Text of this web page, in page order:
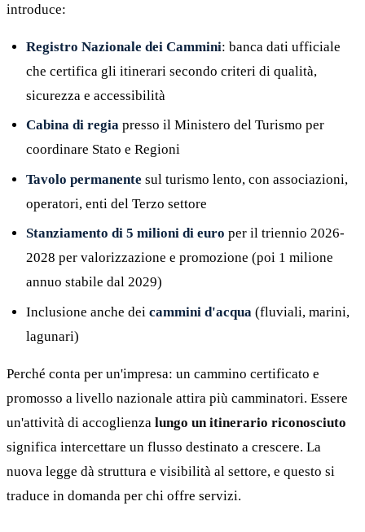
introduce:
Registro Nazionale dei Cammini: banca dati ufficiale
che certifica gli itinerari secondo criteri di qualità,
sicurezza e accessibilità
Cabina di regia presso il Ministero del Turismo per
coordinare Stato e Regioni
Tavolo permanente sul turismo lento, con associazioni,
operatori, enti del Terzo settore
Stanziamento di 5 milioni di euro per il triennio 2026-
2028 per valorizzazione e promozione (poi 1 milione
annuo stabile dal 2029)
Inclusione anche dei cammini d'acqua (fluviali, marini,
lagunari)
Perché conta per un'impresa: un cammino certificato e
promosso a livello nazionale attira più camminatori. Essere
un'attività di accoglienza lungo un itinerario riconosciuto
significa intercettare un flusso destinato a crescere. La
nuova legge dà struttura e visibilità al settore, e questo si
traduce in domanda per chi offre servizi.